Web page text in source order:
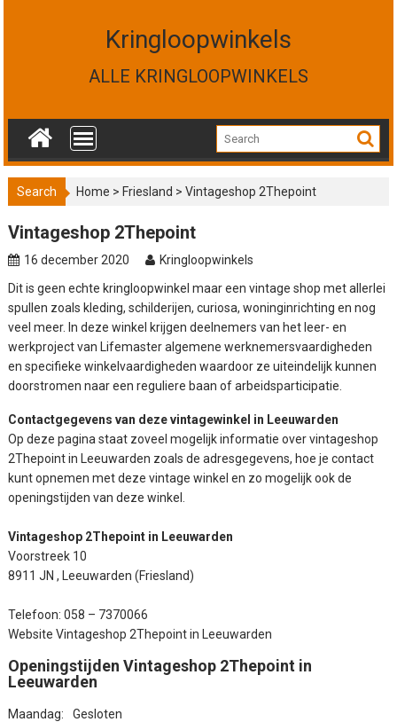
n
Kringloopwinkels
ALLE KRINGLOOPWINKELS
Search Home >Friesland >Vintageshop 2Thepoint
Vintageshop 2Thepoint
16 december 2020
Kringloopwinkels
Dit is geen echte kringloopwinkel maar een vintage shop met allerlei
spullen zoals kleding, schilderijen, curiosa, woninginrichting en nog
veel meer. In deze winkel krijgen deelnemers van het leer- en
werkproject van Lifemaster algemene werknemersvaardigheden
en specifieke winkelvaardigheden waardoor ze uiteindelijk kunnen
doorstromen naar een reguliere baan of arbeidsparticipatie.
Contactgegevens van deze vintagewinkel in Leeuwarden
Op deze pagina staat zoveel mogelijk informatie over vintageshop
2Thepoint in Leeuwarden zoals de adresgegevens, hoe je contact
kunt opnemen met deze vintage winkel en zo mogelijk ook de
openingstijden van deze winkel.
Vintageshop 2Thepoint in Leeuwarden
Voorstreek 10
8911 JN , Leeuwarden (Friesland)
Telefoon: 058 – 7370066
Website Vintageshop 2Thepoint in Leeuwarden
Openingstijden Vintageshop 2Thepoint in
Leeuwarden
Maandag:
Gesloten